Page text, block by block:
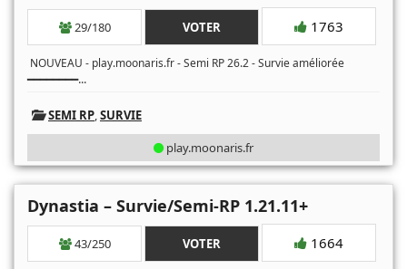
29/180 VOTER 1763
NOUVEAU - play.moonaris.fr - Semi RP 26.2 - Survie améliorée
━━━━━━━━...
SEMI RP,SURVIE
play.moonaris.fr
Dynastia – Survie/Semi-RP 1.21.11+
43/250 VOTER 1664